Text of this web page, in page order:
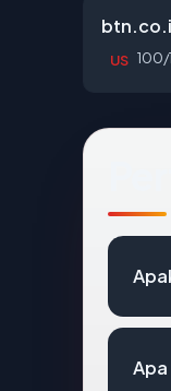
US 100/